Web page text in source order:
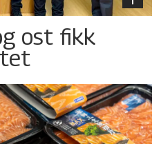
ost fikk